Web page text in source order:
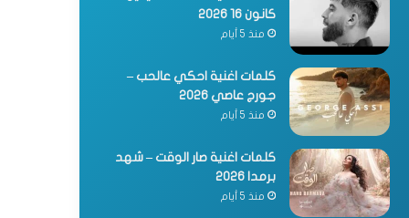
كانون 16 2026
منذ 5 أيام
كلمات اغنية احكي عالحب –
جورج عاصي 2026
منذ 5 أيام
كلمات اغنية صار الوقت – شهد
برمدا 2026
منذ 5 أيام